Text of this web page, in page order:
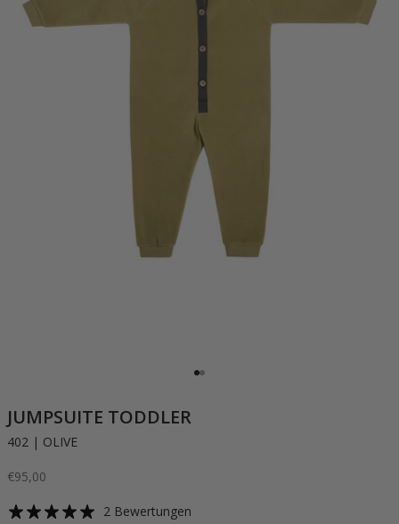
Gehe zu Element 1
Gehe zu Element 2
JUMPSUITE TODDLER
402 | OLIVE
Angebot
€95,00
2 Bewertungen